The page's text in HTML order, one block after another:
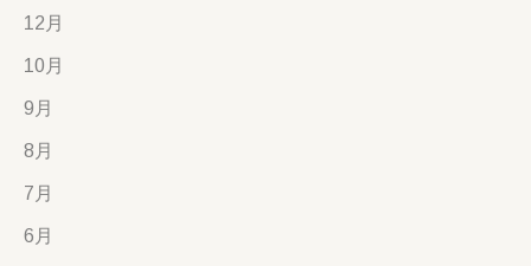
12月
10月
9月
8月
7月
6月